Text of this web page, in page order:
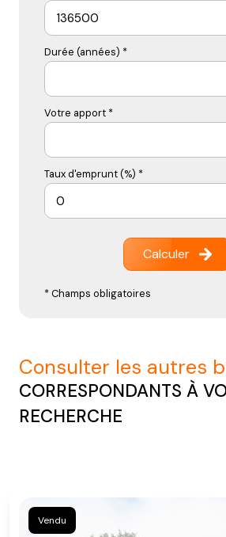
Durée (années) *
Votre apport *
Taux d'emprunt (%) *
Calculer
* Champs obligatoires
consulter les autres
CORRESPONDANTS À
RECHERCHE
Vendu